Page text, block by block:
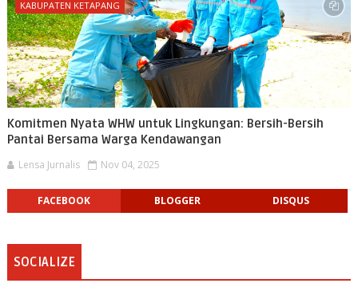
KABUPATEN KETAPANG
Komitmen Nyata WHW untuk Lingkungan: Bersih-Bersih
Pantai Bersama Warga Kendawangan
Lensa Jurnalis Nov 04, 2025
FACEBOOK BLOGGER DISQUS
SOCIALIZE